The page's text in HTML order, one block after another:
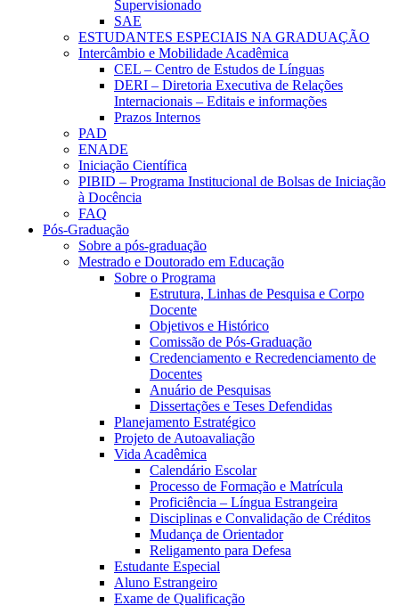
Supervisionado
SAE
ESTUDANTES ESPECIAIS NA GRADUAÇÃO
Intercâmbio e Mobilidade Acadêmica
CEL – Centro de Estudos de Línguas
DERI – Diretoria Executiva de Relações
Internacionais – Editais e informações
Prazos Internos
PAD
ENADE
Iniciação Científica
PIBID – Programa Institucional de Bolsas de Iniciação
à Docência
FAQ
Pós-Graduação
Sobre a pós-graduação
Mestrado e Doutorado em Educação
Sobre o Programa
Estrutura, Linhas de Pesquisa e Corpo
Docente
Objetivos e Histórico
Comissão de Pós-Graduação
Credenciamento e Recredenciamento de
Docentes
Anuário de Pesquisas
Dissertações e Teses Defendidas
Planejamento Estratégico
Projeto de Autoavaliação
Vida Acadêmica
Calendário Escolar
Processo de Formação e Matrícula
Proficiência – Língua Estrangeira
Disciplinas e Convalidação de Créditos
Mudança de Orientador
Religamento para Defesa
Estudante Especial
Aluno Estrangeiro
Exame de Qualificação